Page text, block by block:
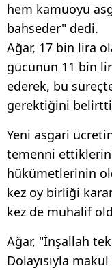
hem kamuoyu
bahseder" dedi.
Ağar, 17 bin lira
gücünün 11 bin
ederek, bu
gerektiğini
Yeni asgari
temenni
hükümetlerinin
kez oy birliği
kez de muhalif
Ağar, "İnşallah
Dolayısıyla